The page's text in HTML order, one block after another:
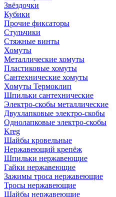
Звёздочки
Кубики
Прочие фиксаторы
Стульчики
Стяжные винты
Хомуты
Металлические хомуты
Пластиковые хомуты
Сантехнические хомуты
Хомуты Термоклип
Шпильки сантехнические
Электро-скобы металлические
Двухлапковые электро-скобы
Однолапковые электро-скобы
Kreg
Шайбы кровельные
Нержавеющий крепёж
Шпильки нержавеющие
Гайки нержавеющие
Зажимы троса нержавеющие
Тросы нержавеющие
Шайбы нержавеющие